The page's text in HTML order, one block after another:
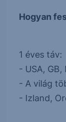
Hogyan
1 éves táv:
- USA,
- A világ
- Izland,